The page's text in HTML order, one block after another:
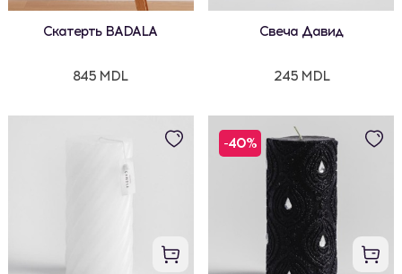
Скатерть BADALA
845 MDL
Свеча Давид
245 MDL
-40%